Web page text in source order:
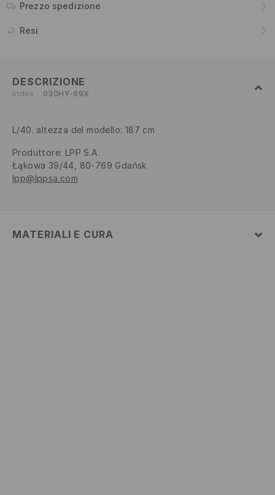
Prezzo spedizione
Resi
DESCRIZIONE
Index 030HY-99X
L/40. altezza del modello: 187 cm
Produttore: LPP S.A.
Łąkowa 39/44, 80-769 Gdańsk
lpp@lppsa.com
MATERIALI E CURA